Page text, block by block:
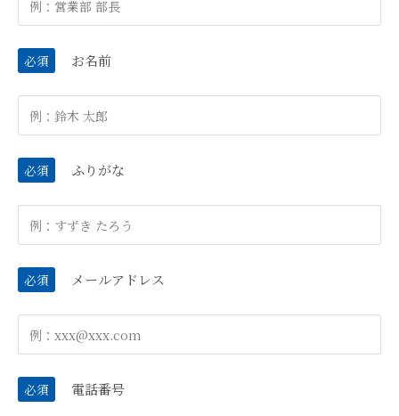
必須 お名前
必須 ふりがな
必須 メールアドレス
必須 電話番号